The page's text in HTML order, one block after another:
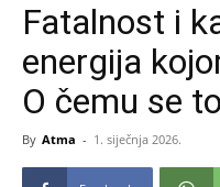
Fatalnost i
energija
O čemu se
By Atma - 1. siječnja 2026.